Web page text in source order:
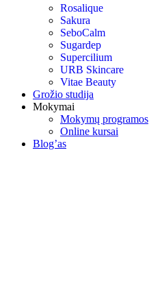
Rosalique
Sakura
SeboCalm
Sugardep
Supercilium
URB Skincare
Vitae Beauty
Grožio studija
Mokymai
Mokymų programos
Online kursai
Blog’as